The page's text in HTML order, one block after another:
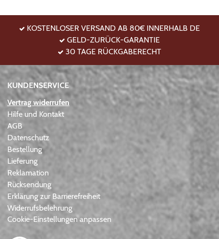
KOSTENLOSER VERSAND AB 80€ INNERHALB DE
GELD-ZURÜCK-GARANTIE
30 TAGE RÜCKGABERECHT
KUNDENSERVICE
Vertrag widerrufen
Hilfe und Kontakt
AGB
Datenschutz
Bestellung
Lieferung
Reklamation
Rücksendung
Erklärung zur Barrierefreiheit
Widerrufsbelehrung
Cookie-Einstellungen anpassen